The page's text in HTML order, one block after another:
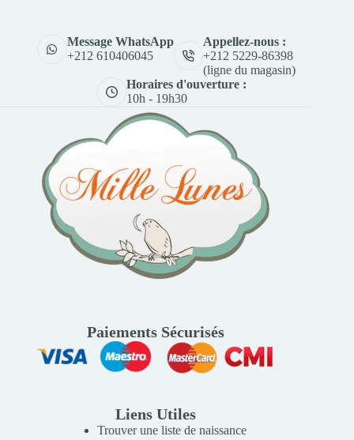
Message WhatsApp
+212 610406045
Appellez-nous :
+212 5229-86398
(ligne du magasin)
Horaires d'ouverture :
10h - 19h30
Paiements Sécurisés
Liens Utiles
Trouver une liste de naissance